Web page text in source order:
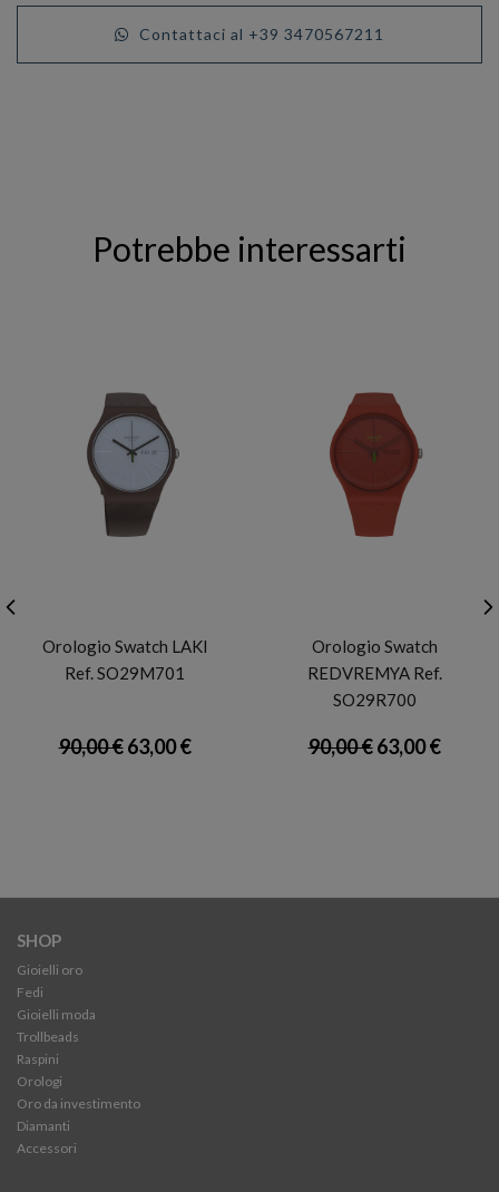
Contattaci al +39 3470567211
Potrebbe interessarti
Orologio Swatch LAKI
Ref. SO29M701
90,00 €63,00 €
Orologio Swatch
REDVREMYA Ref.
SO29R700
90,00 €63,00 €
SHOP
Gioielli oro
Fedi
Gioielli moda
Trollbeads
Raspini
Orologi
Oro da investimento
Diamanti
Accessori